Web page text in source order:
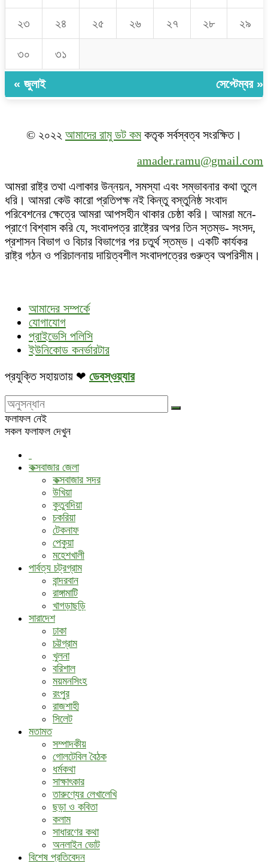
২৩ ২৪ ২৫ ২৬ ২৭ ২৮ ২৯
৩০ ৩১
« জুলাই সেপ্টেম্বর »
© ২০২২ আমাদের রামু ডট কমকতৃক সর্বস্বত্ব সংরক্ষিত।
amader.ramu@gmail.com
আমরা রাষ্ট্র তথা এলাকার উন্নয়ন, সমস্যা এবং সম্ভাবনার কথা তুলে
ধরি। আমরা কেউ কারো প্রতিপক্ষ নই কিন্তু বস্তুনিষ্ঠ সংবাদ
পরিবেশনের ক্ষেত্রে আমরা আপসহীন থাকার চেষ্ঠা করি। আমরা মনে-
প্রাণে বিশ্বাস করি যে, সংবাদপত্র রাষ্ট্রের অপর তিন স্তম্ভ- সংসদ,
প্রশাসন বিভাগ ও বিচার বিভাগের পর চতুর্থ স্তম্ভ। একটি কার্যকর
রাষ্ট্র গঠন ও পরিচালনায় দায়িত্বশীল সংবাদপত্রের গুরুত্ব অপরিসীম।
আমাদের সম্পর্কে
যোগাযোগ
প্রাইভেসি পলিসি
ইউনিকোড কনর্ভারটার
প্রযুক্তি সহায়তায় ❤ ডেবস্ওয়্যার
ফলাফল নেই
সকল ফলাফল দেখুন
কক্সবাজার জেলা
কক্সবাজার সদর
উখিয়া
কুতুবদিয়া
চকরিয়া
টেকনাফ
পেকুয়া
মহেশখালী
পার্বত্য চট্রগ্রাম
বান্দরবান
রাঙ্গামাটি
খাগড়াছড়ি
সারাদেশ
ঢাকা
চট্টগ্রাম
খুলনা
বরিশাল
ময়মনসিংহ
রংপুর
রাজশাহী
সিলেট
মতামত
সম্পাদকীয়
গোলটেবিল বৈঠক
ধর্মকথা
সাক্ষাৎকার
তারুণ্যের লেখালেখি
ছড়া ও কবিতা
কলাম
সাধারণের কথা
অনলাইন ভোট
বিশেষ প্রতিবেদন